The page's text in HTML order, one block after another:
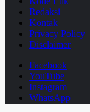
Redaksi
Kontak
Privacy Policy
Disclaimer
Facebook
YouTube
Instagram
WhatsApp